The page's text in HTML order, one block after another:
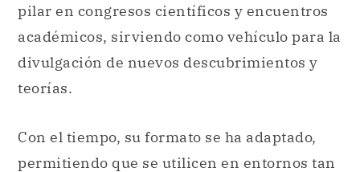
pilar en congresos científicos y encuentros
académicos, sirviendo como vehículo para la
divulgación de nuevos descubrimientos y
teorías.
Con el tiempo, su formato se ha adaptado,
permitiendo que se utilicen en entornos tan